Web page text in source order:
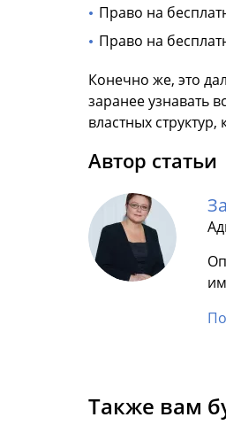
Право на
Право на
Конечно же, это
заранее узнавать
властных
Автор статьи
Также вам